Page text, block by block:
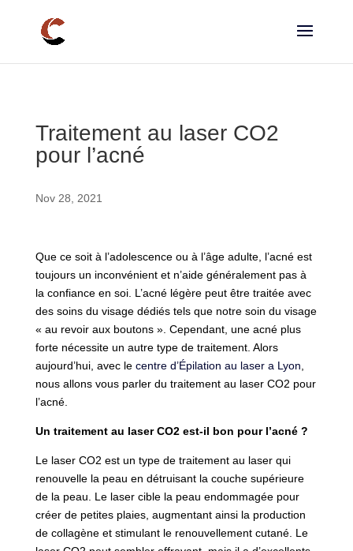
Traitement au laser CO2
pour l’acné
Nov 28, 2021
Que ce soit à l’adolescence ou à l’âge adulte, l’acné est
toujours un inconvénient et n’aide généralement pas à
la confiance en soi. L’acné légère peut être traitée avec
des soins du visage dédiés tels que notre soin du visage
« au revoir aux boutons ». Cependant, une acné plus
forte nécessite un autre type de traitement. Alors
aujourd’hui, avec lecentre d’Épilation au laser a Lyon
nous allons vous parler du traitement au laser CO2 pour
l’acné.
Un traitement au laser CO2 est-il bon pour l’acné ?
Le laser CO2 est un type de traitement au laser qui
renouvelle la peau en détruisant la couche supérieure
de la peau. Le laser cible la peau endommagée pour
créer de petites plaies, augmentant ainsi la production
de collagène et stimulant le renouvellement cutané. Le